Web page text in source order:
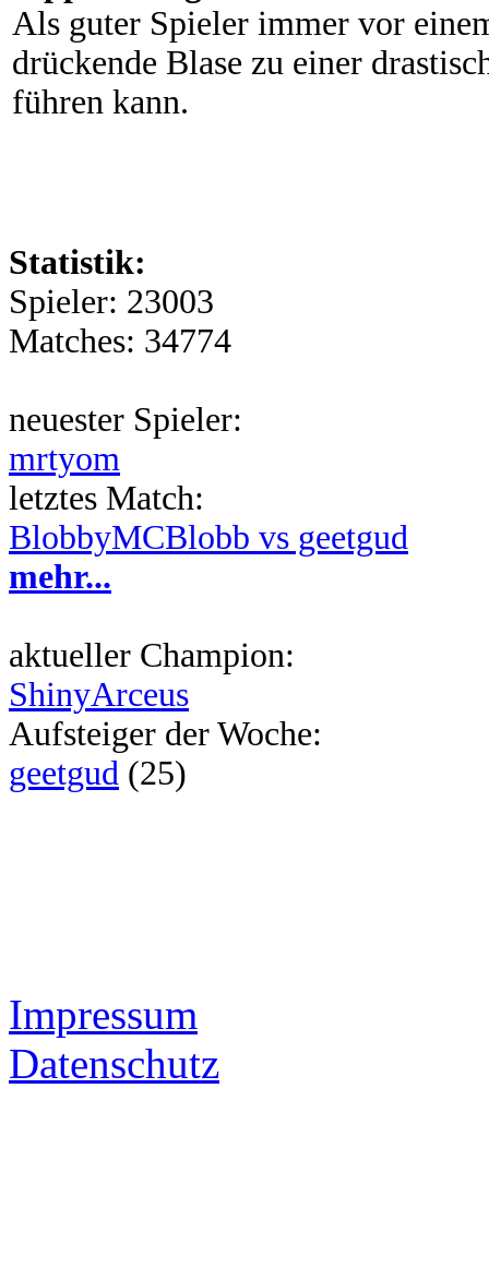
Als guter Spieler immer vor
drückende Blase zu einer
führen kann.
Statistik:
Spieler: 23003
Matches: 34774
neuester Spieler:
mrtyom
letztes Match:
BlobbyMCBlobb vs geetgud
mehr...
aktueller Champion:
ShinyArceus
Aufsteiger der Woche:
geetgud (25)
Impressum
Datenschutz